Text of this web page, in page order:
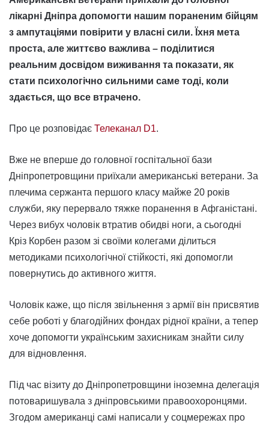
лікарні Дніпра допомогти нашим пораненим бійцям
з ампутаціями повірити у власні сили. Їхня мета
проста, але життєво важлива – поділитися
реальним досвідом виживання та показати, як
стати психологічно сильними саме тоді, коли
здається, що все втрачено.
Про це розповідає Телеканал D1.
Вже не вперше до головної госпітальної бази
Дніпропетровщини приїхали американські ветерани. За
плечима сержанта першого класу майже 20 років
служби, яку перервало тяжке поранення в Афганістані.
Через вибух чоловік втратив обидві ноги, а сьогодні
Кріз Корбен разом зі своїми колегами ділиться
методиками психологічної стійкості, які допомогли
повернутись до активного життя.
Чоловік каже, що після звільнення з армії він присвятив
себе роботі у благодійних фондах рідної країни, а тепер
хоче допомогти українським захисникам знайти силу
для відновлення.
Під час візиту до Дніпропетровщини іноземна делегація
потоваришувала з дніпровськими правоохоронцями.
Згодом американці самі написали у соцмережах про